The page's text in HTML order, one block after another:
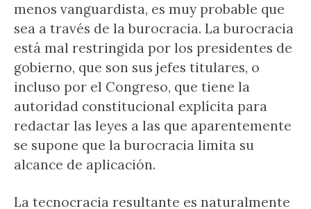
menos vanguardista, es muy probable que
sea a través de la burocracia. La burocracia
está mal restringida por los presidentes de
gobierno, que son sus jefes titulares, o
incluso por el Congreso, que tiene la
autoridad constitucional explícita para
redactar las leyes a las que aparentemente
se supone que la burocracia limita su
alcance de aplicación.
La tecnocracia resultante es naturalmente